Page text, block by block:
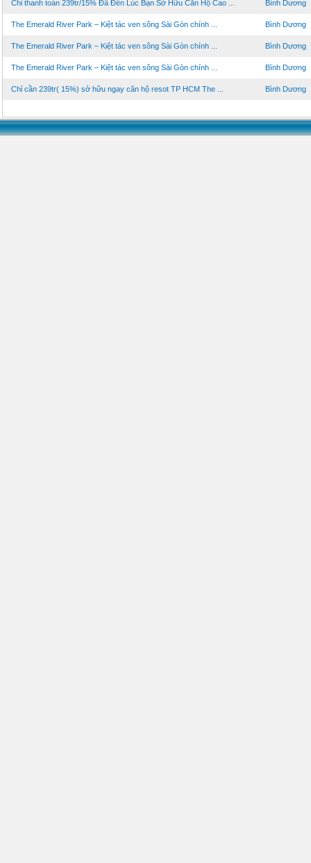
Chỉ thanh toán 239tr/15% Đã Đến Lúc Bạn Sở Hữu Căn Hộ Cao ... Bình Dương
The Emerald River Park – Kiệt tác ven sông Sài Gòn chính ... Bình Dương
The Emerald River Park – Kiệt tác ven sông Sài Gòn chính ... Bình Dương
The Emerald River Park – Kiệt tác ven sông Sài Gòn chính ... Bình Dương
Chỉ cần 239tr( 15%) sở hữu ngay căn hộ resot TP HCM The ... Bình Dương